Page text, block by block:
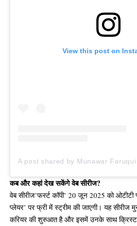
View this post on
कब और कहां देख सकेंगे वेब सीरीज?
वेब सीरीज’फर्स्ट कॉपी’ 20 जून 2025 को
प्लेयर’ पर फ्री में स्ट्रीम की जाएगी। यह सीरीज
करियर की शुरुआत है और इसमें उनके साथ